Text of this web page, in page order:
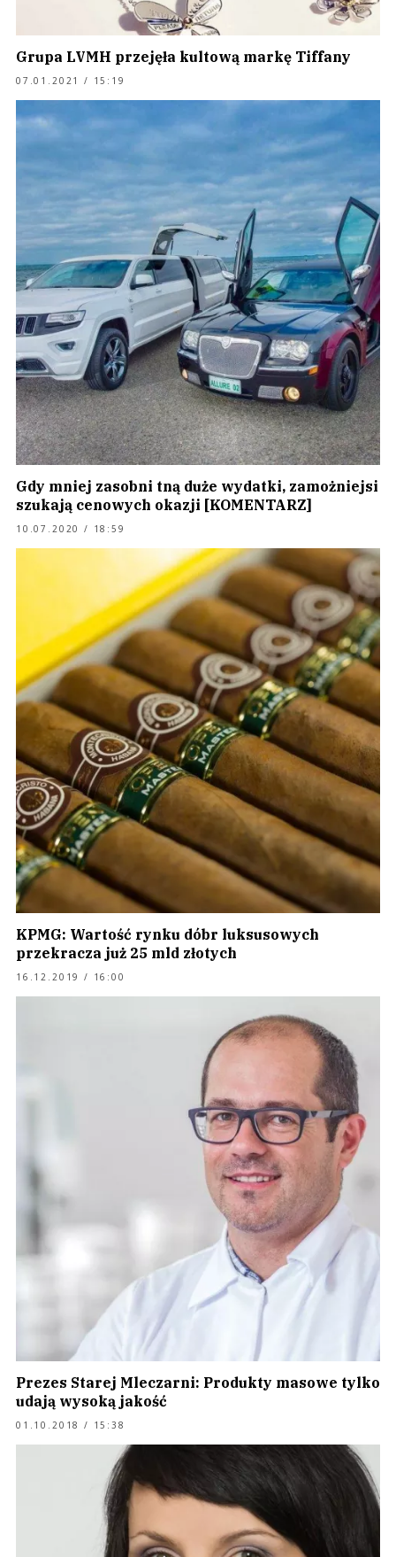
Grupa LVMH przejęła kultową markę Tiffany
07.01.2021 / 15:19
Gdy mniej zasobni tną duże wydatki, zamożniejsi
szukają cenowych okazji [KOMENTARZ]
10.07.2020 / 18:59
KPMG: Wartość rynku dóbr luksusowych
przekracza już 25 mld złotych
16.12.2019 / 16:00
Prezes Starej Mleczarni: Produkty masowe tylko
udają wysoką jakość
01.10.2018 / 15:38